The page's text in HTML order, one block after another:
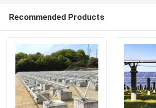
Recommended Products